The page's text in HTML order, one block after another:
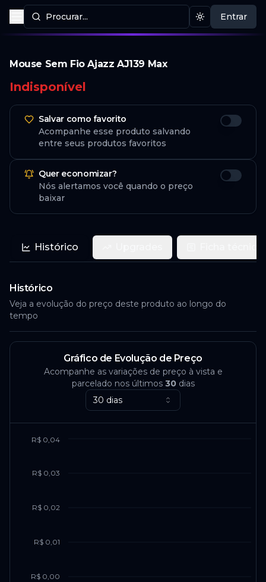
Procurar...
Procurar produtos Mudar tema
Entrar
Mouse Sem Fio Ajazz AJ139 Max
Indisponível
Salvar como favorito
Acompanhe esse produto salvando
entre seus produtos favoritos
Quer economizar?
Nós alertamos você quando o preço
baixar
Histórico
Histórico
Veja a evolução do preço deste produto ao longo do
tempo
Gráfico de Evolução de Preço
Acompanhe as variações de preço à vista e
parcelado nos últimos 30dias
30 dias
R$ 0,00
R$ 0,01
R$ 0,02
R$ 0,03
R$ 0,04